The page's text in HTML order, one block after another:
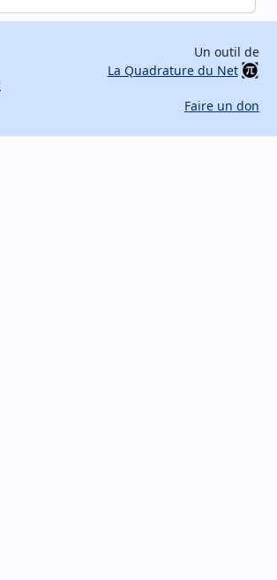
Un outil de
La Quadrature du Net
Faire un don